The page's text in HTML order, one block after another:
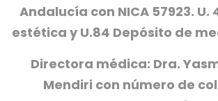
Andalucía con NICA 57923. U.
estética y U.84 Depósito de
Directora médica: Dra.
Mendiri con número de